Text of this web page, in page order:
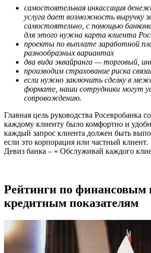
самостоятельная инкассация
услуга дает возможность выручку
самостоятельно, с помощью
для этого нужна карта клиента
проекты по выплате заработной
разнообразных вариантах
два вида эквайранга — торговый,
производим страхование риска
если нужно заключить сделку в
формате, наши сотрудники могут
сопровождению.
Главная цель руководства Росевробанка
каждому клиенту было комфортно и
каждый запрос клиента должен быть
если это корпорация или частный клиент.
Девиз банка – « Обслуживай каждого
Рейтинги по финансовым
кредитным показателям